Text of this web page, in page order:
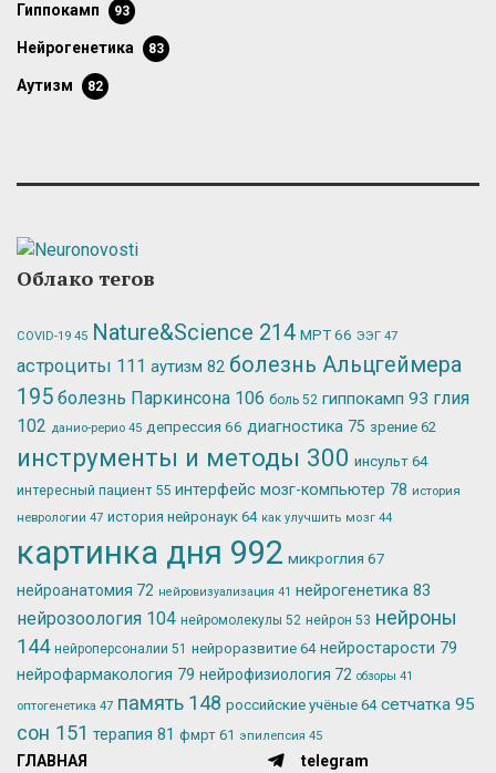
гиппокамп 93
нейрогенетика 83
аутизм 82
Облако тегов
COVID-19 45 Nature&Science 214 МРТ66 ЭЭГ 47
астроциты 111 аутизм 82 болезнь Альцгеймера
195 болезнь Паркинсона 106 боль 52 гиппокамп 93 глия
102 данио-рерио 45 депрессия 66 диагностика 75 зрение 62
инструменты и методы 300 инсульт 64
интересный пациент 55 интерфейс мозг-компьютер 78 история
неврологии 47 история нейронаук 64 как улучшить мозг 44
картинка дня 992 микроглия 67
нейроанатомия 72 нейровизуализация 41 нейрогенетика 83
нейрозоология 104 нейромолекулы 52 нейрон 53 нейроны
144 нейроперсоналии 51 нейроразвитие 64 нейростарости 79
нейрофармакология 79 нейрофизиология 72 обзоры 41
оптогенетика 47 память 148 российские учёные 64 сетчатка 95
сон 151 терапия 81 фмрт 61 эпилепсия 45
ГЛАВНАЯ telegram